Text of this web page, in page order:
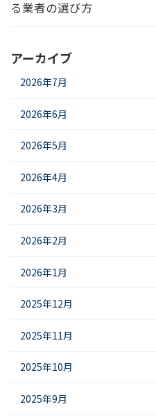
る業者の選び方
アーカイブ
2026年7月
2026年6月
2026年5月
2026年4月
2026年3月
2026年2月
2026年1月
2025年12月
2025年11月
2025年10月
2025年9月